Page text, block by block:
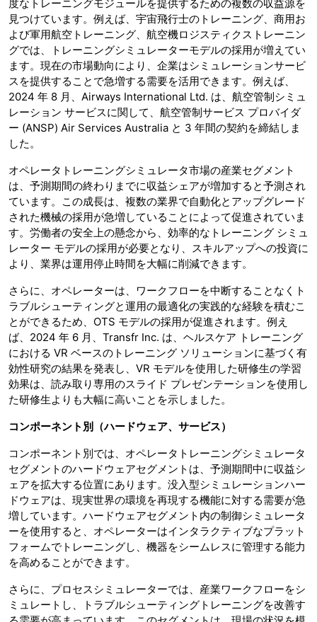
度なトレーニングモジュールを提供するための複数の収益源を
見つけています。例えば、宇宙飛行士のトレーニング、商用お
よび軍用航空トレーニング、航空機ロジスティクストレーニン
グでは、トレーニングシミュレーターモデルの採用が増えてい
ます。現在の市場動向により、企業はシミュレーションサービ
スを提供することで急増する需要を活用できます。例えば、
2024 年 8 月、Airways International Ltd. は、航空管制シミュ
レーション サービスに関して、航空管制サービス プロバイダ
ー (ANSP) Air Services Australia と 3 年間の契約を締結しま
した。
オペレータトレーニングシミュレータ市場の産業セグメント
は、予測期間の終わりまでに収益シェアが増加すると予測され
ています。この成長は、複数の業界で自動化とアップグレード
された機械の採用が急増していることによって促進されていま
す。労働者の安全上の懸念から、効率的なトレーニング シミュ
レーター モデルの採用が必要となり、スキルアップへの投資に
より、業界は運用停止時間を大幅に削減できます。
さらに、オペレーターは、ワークフローを中断することなくト
ラブルシューティングと運用の最適化の実践的な経験を積むこ
とができるため、OTS モデルの採用が促進されます。例え
ば、2024 年 6 月、Transfr Inc. は、ヘルスケア トレーニング
における VR ベースのトレーニング ソリューションに基づく有
効性研究の結果を発表し、VR モデルを使用した研修生の学習
効果は、読み取り専用のスライド プレゼンテーションを使用し
た研修生よりも大幅に高いことを示しました。
コンポーネント別（ハードウェア、サービス）
コンポーネント別では、オペレータトレーニングシミュレータ
セグメントのハードウェアセグメントは、予測期間中に収益シ
ェアを拡大​​する位置にあります。没入型シミュレーションハー
ドウェアは、現実世界の環境を再現する機能に対する需要が急
増しています。ハードウェアセグメント内の制御シミュレータ
ーを使用すると、オペレーターはインタラクティブなプラット
フォームでトレーニングし、機器をシームレスに管理する能力
を高めることができます。
さらに、プロセスシミュレーターでは、産業ワークフローをシ
ミュレートし、トラブルシューティングトレーニングを改善す